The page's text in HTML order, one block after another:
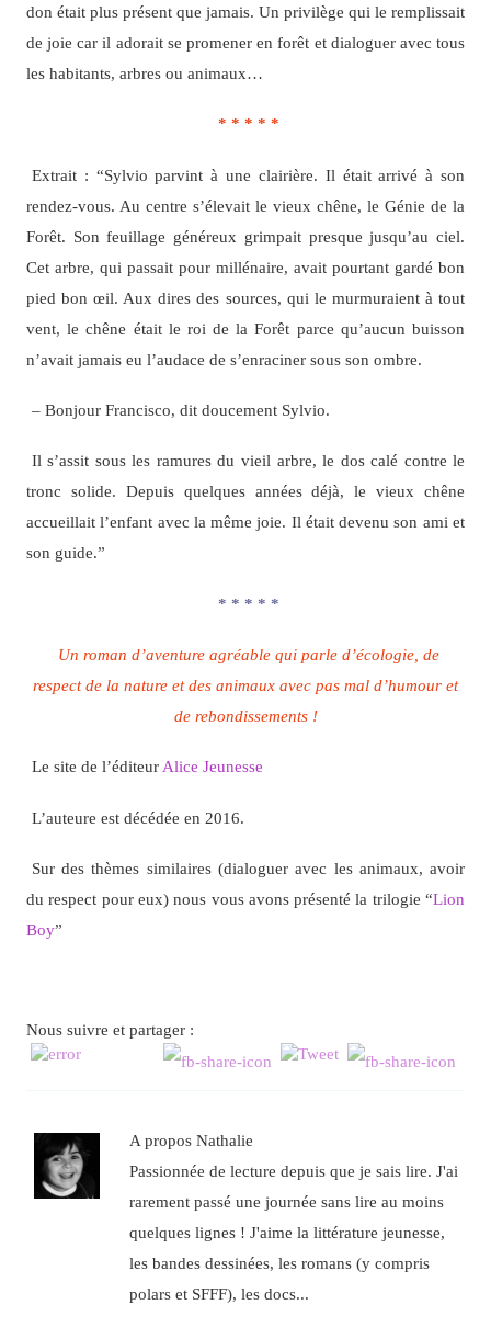
don était plus présent que jamais. Un privilège qui le remplissait
de joie car il adorait se promener en forêt et dialoguer avec tous
les habitants, arbres ou animaux…
* * * * *
Extrait : “Sylvio parvint à une clairière. Il était arrivé à son
rendez-vous. Au centre s’élevait le vieux chêne, le Génie de la
Forêt. Son feuillage généreux grimpait presque jusqu’au ciel.
Cet arbre, qui passait pour millénaire, avait pourtant gardé bon
pied bon œil. Aux dires des sources, qui le murmuraient à tout
vent, le chêne était le roi de la Forêt parce qu’aucun buisson
n’avait jamais eu l’audace de s’enraciner sous son ombre.
– Bonjour Francisco, dit doucement Sylvio.
Il s’assit sous les ramures du vieil arbre, le dos calé contre le
tronc solide. Depuis quelques années déjà, le vieux chêne
accueillait l’enfant avec la même joie. Il était devenu son ami et
son guide.”
* * * * *
Un roman d’aventure agréable qui parle d’écologie, de
respect de la nature et des animaux avec pas mal d’humour et
de rebondissements !
Le site de l’éditeur Alice Jeunesse
L’auteure est décédée en 2016.
Sur des thèmes similaires (dialoguer avec les animaux, avoir
du respect pour eux) nous vous avons présenté la trilogie “Lion
Boy”
Nous suivre et partager :
A propos Nathalie
Passionnée de lecture depuis que je sais lire. J'ai
rarement passé une journée sans lire au moins
quelques lignes ! J'aime la littérature jeunesse,
les bandes dessinées, les romans (y compris
polars et SFFF), les docs...